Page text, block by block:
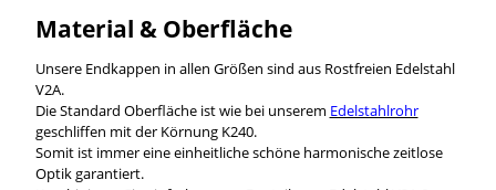
Material & Oberfläche
Unsere Endkappen in allen Größen sind aus Rostfreien Edelstahl
V2A.
Die Standard Oberfläche ist wie bei unserem Edelstahlrohr
geschliffen mit der Körnung K240.
Somit ist immer eine einheitliche schöne harmonische zeitlose
Optik garantiert.